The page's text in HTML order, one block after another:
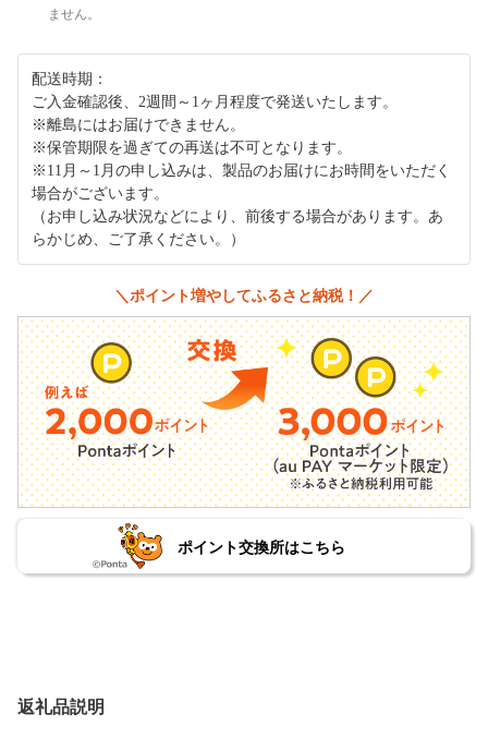
ません。
配送時期：
ご入金確認後、2週間～1ヶ月程度で発送いたします。
※離島にはお届けできません。
※保管期限を過ぎての再送は不可となります。
※11月～1月の申し込みは、製品のお届けにお時間をいただく
場合がございます。
（お申し込み状況などにより、前後する場合があります。あ
らかじめ、ご了承ください。）
＼ポイント増やしてふるさと納税！／
ポイント交換所はこちら
返礼品説明